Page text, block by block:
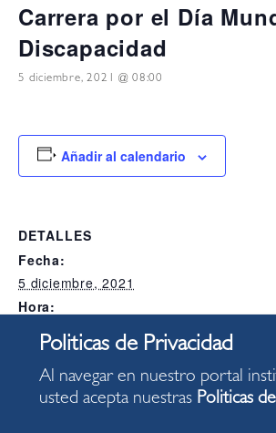
Carrera por el Día
Discapacidad
5 diciembre, 2021 @ 08:00
Añadir al calendario
DETALLES
Fecha:
5 diciembre, 2021
Hora:
08:00
Categoría del Evento:
Alcaldia
Al navegar en nuestro portal
usted acepta nuestras Politicas